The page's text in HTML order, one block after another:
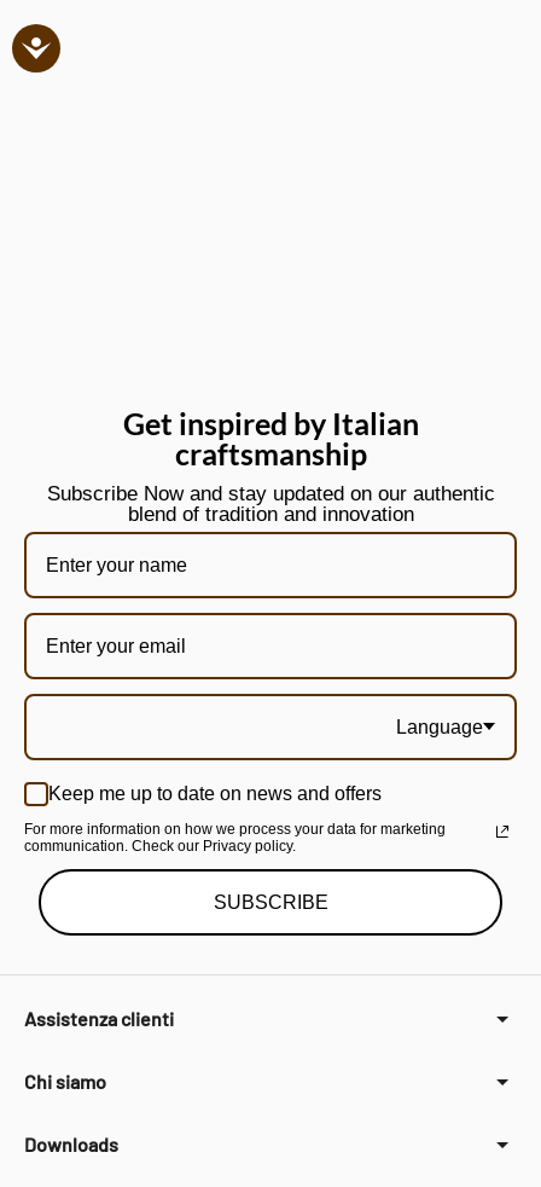
Get inspired by Italian
craftsmanship
Subscribe Now and stay updated on our authentic
blend of tradition and innovation
Language
Keep me up to date on news and offers
For more information on how we process your data for marketing
communication. Check our Privacy policy.
SUBSCRIBE
Assistenza clienti
Chi siamo
Downloads